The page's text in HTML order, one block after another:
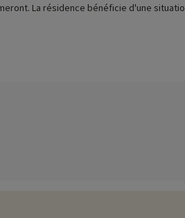
La résidence bénéficie d'une